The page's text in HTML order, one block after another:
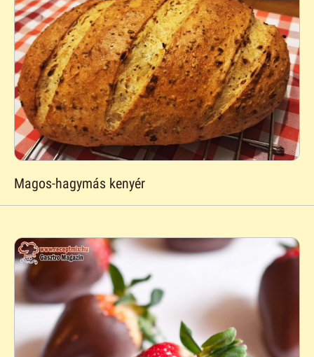
Magos-hagymás kenyér